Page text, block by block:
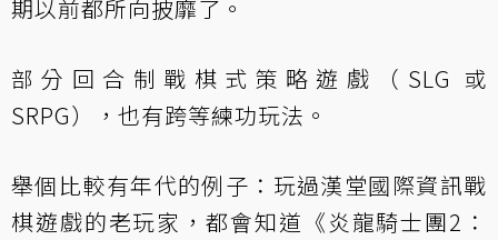
期以前都所向披靡了。
部分回合制戰棋式策略遊戲（SLG 或
SRPG），也有跨等練功玩法。
舉個比較有年代的例子：玩過漢堂國際資訊戰
棋遊戲的老玩家，都會知道《炎龍騎士團2：